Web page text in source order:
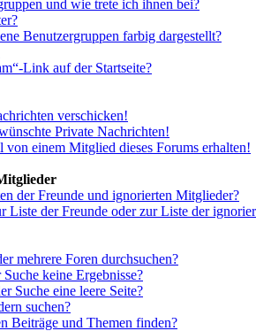
und wie trete ich ihnen bei?
Benutzergruppen farbig dargestellt?
Link auf der Startseite?
verschicken!
Private Nachrichten!
von einem Mitglied dieses Forums erhalten!
der Freunde und ignorierten Mitglieder?
Liste der Freunde oder zur Liste der
mehrere Foren durchsuchen?
keine Ergebnisse?
Suche eine leere Seite?
suchen?
Beiträge und Themen finden?